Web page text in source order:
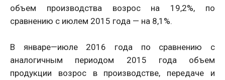
объем производства возрос на 19,2%, по
сравнению с июлем 2015 года — на 8,1%.
В январе—июле 2016 года по сравнению с
аналогичным периодом 2015 года объем
продукции возрос в производстве, передаче и